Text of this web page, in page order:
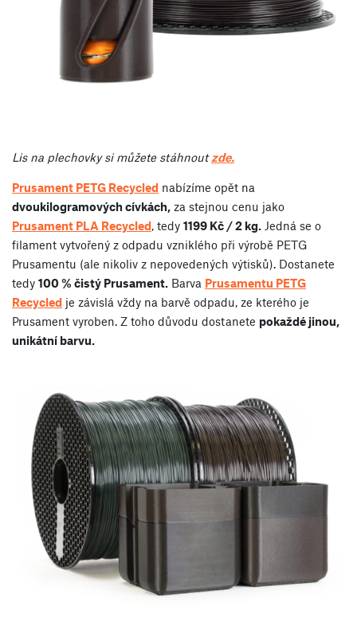
Lis na plechovky si můžete stáhnoutzde.
Prusament PETG Recycled nabízíme opět na
dvoukilogramových cívkách, za stejnou cenu jako
Prusament PLA Recycled, tedy 1199 Kč / 2 kg. Jedná se o
filament vytvořený z odpadu vzniklého při výrobě PETG
Prusamentu (ale nikoliv z nepovedených výtisků). Dostanete
tedy 100 % čistý Prusament. Barva Prusamentu PETG
Recycled je závislá vždy na barvě odpadu, ze kterého je
Prusament vyroben. Z toho důvodu dostanete pokaždé jinou,
unikátní barvu.